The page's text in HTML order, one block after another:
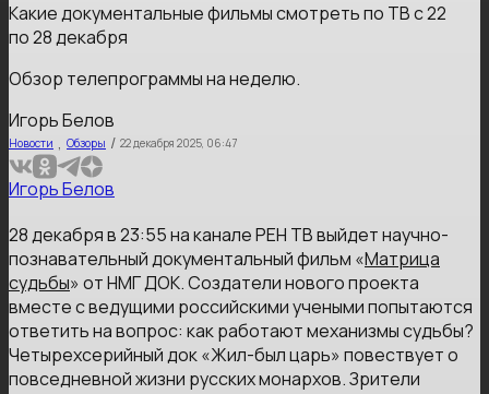
Какие документальные фильмы смотреть по ТВ с 22
по 28 декабря
Обзор телепрограммы на неделю.
Игорь Белов
Новости , Обзоры / 22 декабря 2025, 06:47
Игорь Белов
28 декабря в 23:55 на канале РЕН ТВ выйдет научно-
познавательный документальный фильм «Матрица
судьбы» от НМГ ДОК. Создатели нового проекта
вместе с ведущими российскими учеными попытаются
ответить на вопрос: как работают механизмы судьбы?
Четырехсерийный док «Жил-был царь» повествует о
повседневной жизни русских монархов. Зрители